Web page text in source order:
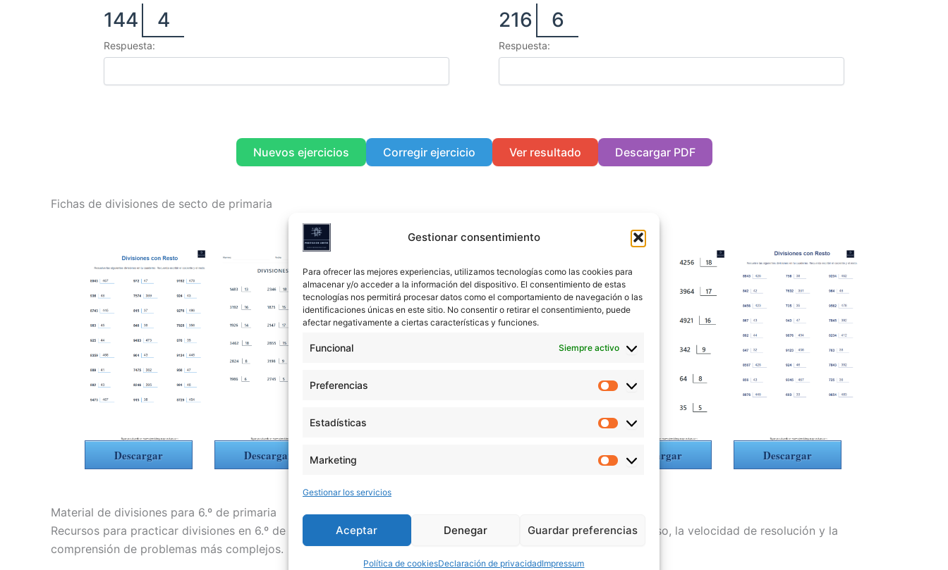
Gestionar consentimiento
Para ofrecer las mejores experiencias, utilizamos tecnologías como las cookies para
almacenar y/o acceder a la información del dispositivo. El consentimiento de estas
tecnologías nos permitirá procesar datos como el comportamiento de navegación o las
identificaciones únicas en este sitio. No consentir o retirar el consentimiento, puede
afectar negativamente a ciertas características y funciones.
Funcional Siempre activo
Preferencias Preferencias
Estadísticas Estadísticas
Marketing Marketing
Gestionar los servicios
Aceptar Denegar Guardar preferencias
Política de cookiesDeclaración de privacidadImpressum
144 4
Respuesta:
216 6
Respuesta:
Nuevos ejercicios Corregir ejercicio Ver resultado Descargar PDF
Fichas de divisiones de secto de primaria
Descargar Descargar Descargar Descargar
Material de divisiones para 6.º de primaria
Recursos para practicar divisiones en 6.º de primaria, con y sin decimales. Ayudan a mejorar la técnica paso a paso, la velocidad de resolución y la
comprensión de problemas más complejos.